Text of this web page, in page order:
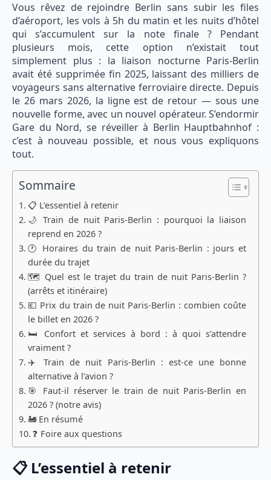
Vous rêvez de rejoindre Berlin sans subir les files
d’aéroport, les vols à 5h du matin et les nuits d’hôtel
qui s’accumulent sur la note finale ? Pendant
plusieurs mois, cette option n’existait tout
simplement plus : la liaison nocturne Paris-Berlin
avait été supprimée fin 2025, laissant des milliers de
voyageurs sans alternative ferroviaire directe. Depuis
le 26 mars 2026, la ligne est de retour — sous une
nouvelle forme, avec un nouvel opérateur. S’endormir
Gare du Nord, se réveiller à Berlin Hauptbahnhof :
c’est à nouveau possible, et nous vous expliquons
tout.
Sommaire
📋 L’essentiel à retenir
🌙 Train de nuit Paris-Berlin : pourquoi la liaison
reprend en 2026 ?
🕐 Horaires du train de nuit Paris-Berlin : jours et
durée du trajet
🗺️ Quel est le trajet du train de nuit Paris-Berlin ?
(arrêts et itinéraire)
💶 Prix du train de nuit Paris-Berlin : combien coûte
le billet en 2026 ?
🛏️ Confort et services à bord : à quoi s’attendre
vraiment ?
✈️ Train de nuit Paris-Berlin : est-ce une bonne
alternative à l’avion ?
🎯 Faut-il réserver le train de nuit Paris-Berlin en
2026 ? (notre avis)
🚂 En résumé
❓ Foire aux questions
📋 L’essentiel à retenir